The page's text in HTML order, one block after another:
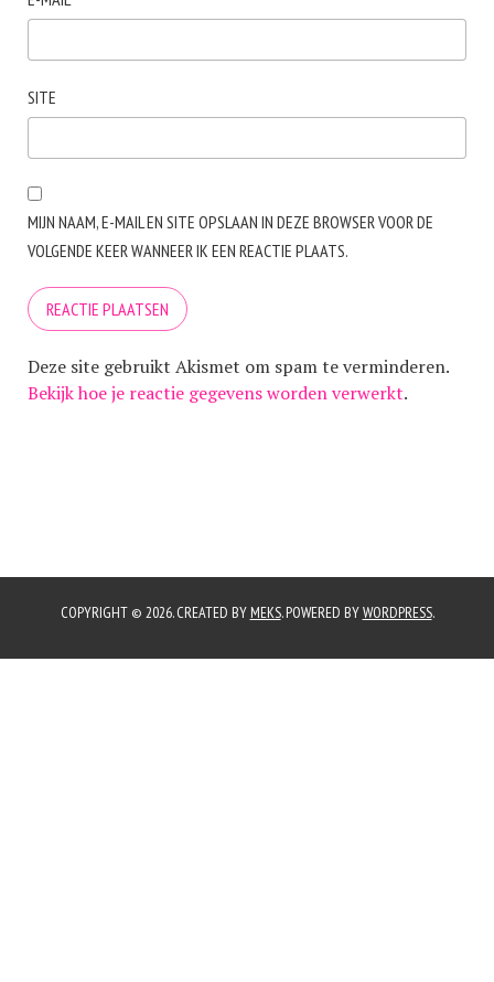
SITE
MIJN NAAM, E-MAIL EN SITE OPSLAAN IN DEZE BROWSER VOOR DE
VOLGENDE KEER WANNEER IK EEN REACTIE PLAATS.
Deze site gebruikt Akismet om spam te verminderen.
Bekijk hoe je reactie gegevens worden verwerkt.
COPYRIGHT © 2026. CREATED BY MEKS. POWERED BYWORDPRESS.